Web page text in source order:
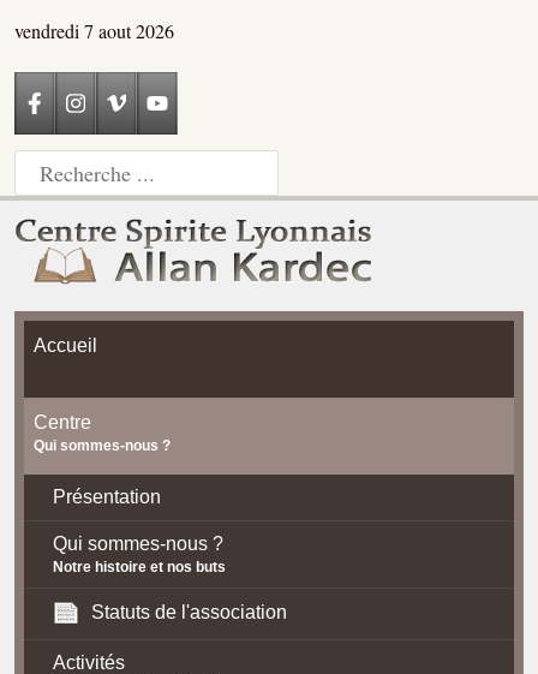
vendredi 7 aout 2026
Accueil
Centre
Qui sommes-nous ?
Présentation
Qui sommes-nous ?
Notre histoire et nos buts
Statuts de l'association
Activités